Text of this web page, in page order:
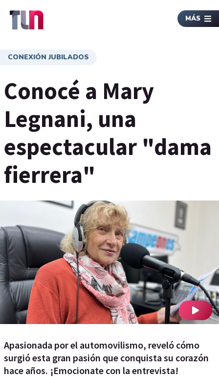
MÁS
CONEXIÓN JUBILADOS
Conocé a Mary
Legnani, una
espectacular "dama
fierrera"
Apasionada por el automovilismo, reveló cómo
surgió esta gran pasión que conquista su corazón
hace años. ¡Emocionate con la entrevista!